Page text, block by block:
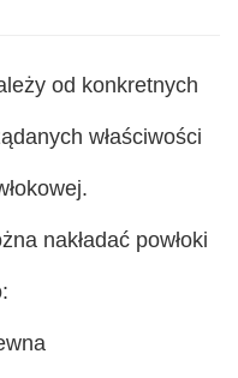
od konkretnych
właściwości
nakładać powłoki